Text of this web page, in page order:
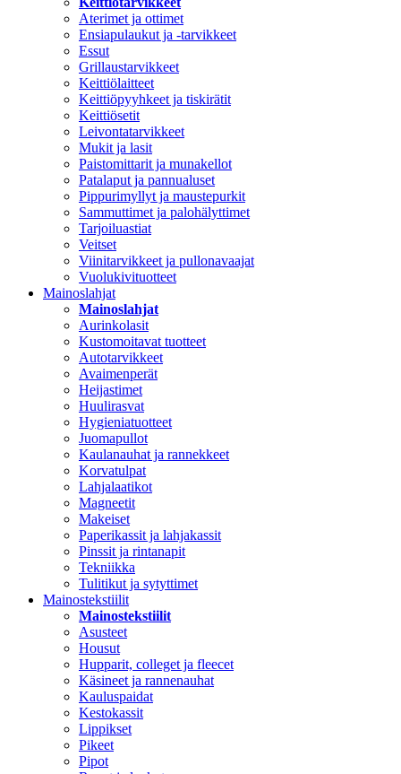
Aterimet ja ottimet
Ensiapulaukut ja -tarvikkeet
Essut
Grillaustarvikkeet
Keittiölaitteet
Keittiöpyyhkeet ja tiskirätit
Keittiösetit
Leivontatarvikkeet
Mukit ja lasit
Paistomittarit ja munakellot
Patalaput ja pannualuset
Pippurimyllyt ja maustepurkit
Sammuttimet ja palohälyttimet
Tarjoiluastiat
Veitset
Viinitarvikkeet ja pullonavaajat
Vuolukivituotteet
Mainoslahjat
Mainoslahjat
Aurinkolasit
Kustomoitavat tuotteet
Autotarvikkeet
Avaimenperät
Heijastimet
Huulirasvat
Hygieniatuotteet
Juomapullot
Kaulanauhat ja rannekkeet
Korvatulpat
Lahjalaatikot
Magneetit
Makeiset
Paperikassit ja lahjakassit
Pinssit ja rintanapit
Tekniikka
Tulitikut ja sytyttimet
Mainostekstiilit
Mainostekstiilit
Asusteet
Housut
Hupparit, colleget ja fleecet
Käsineet ja rannenauhat
Kauluspaidat
Kestokassit
Lippikset
Pikeet
Pipot